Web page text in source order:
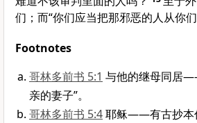
们；而“你们应当把那邪恶的人从你
Footnotes
哥林多前书 5:1 与他的继母同居
亲的妻子”。
哥林多前书 5:4耶稣——有古抄本